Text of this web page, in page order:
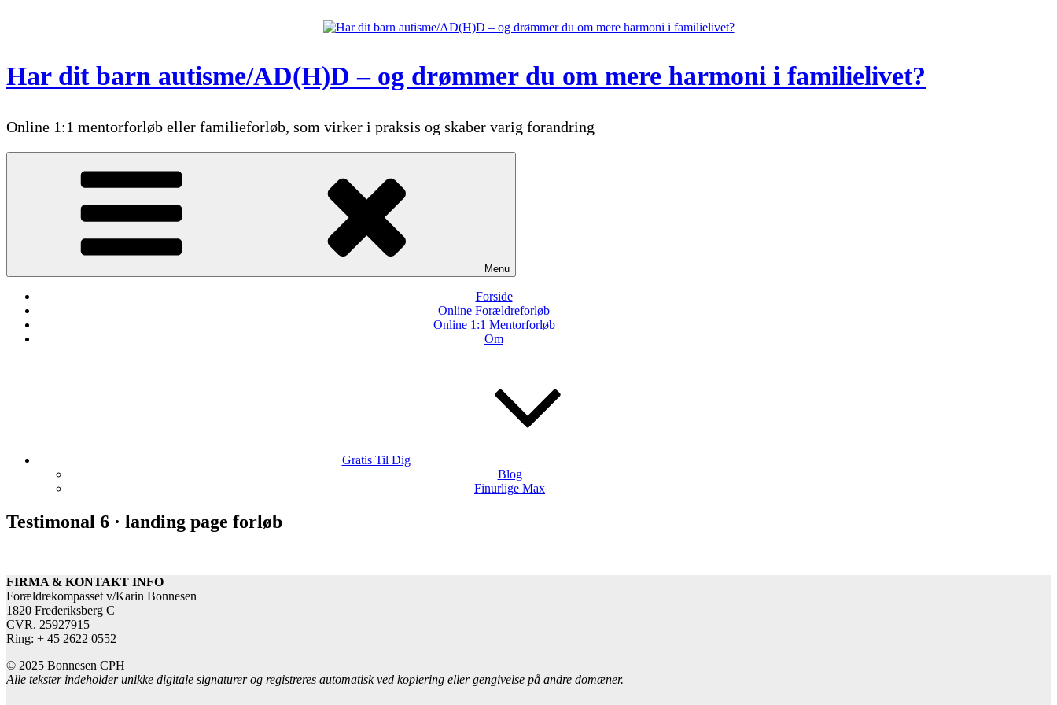
Har dit barn autisme/AD(H)D – og drømmer du om mere harmoni i familielivet?
Online 1:1 mentorforløb eller familieforløb, som virker i praksis og skaber varig forandring
Menu
Forside
Online Forældreforløb
Online 1:1 Mentorforløb
Om
Gratis Til Dig
Blog
Finurlige Max
Testimonal 6 · landing page forløb
FIRMA & KONTAKT INFO
Forældrekompasset v/Karin Bonnesen
1820 Frederiksberg C
CVR. 25927915
Ring: + 45 2622 0552
© 2025 Bonnesen CPH
Alle tekster indeholder unikke digitale signaturer og registreres automatisk ved kopiering eller gengivelse på andre domæner.